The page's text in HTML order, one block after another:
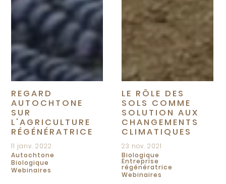
REGARD
AUTOCHTONE
SUR
L'AGRICULTURE
RÉGÉNÉRATRICE
11 janv. 2022
Autochtone
Biologique
Webinaires
LE RÔLE DES
SOLS COMME
SOLUTION AUX
CHANGEMENTS
CLIMATIQUES
23 nov. 2021
Biologique
Entreprise
régénératrice
Webinaires